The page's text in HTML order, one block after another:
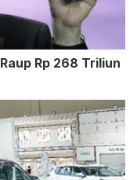
Rp 268 Triliun